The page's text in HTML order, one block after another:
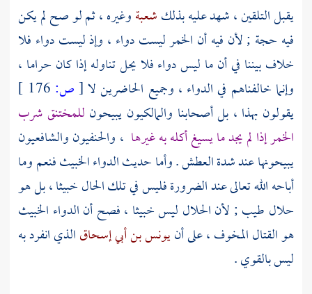
يقبل التلقين ، شهد عليه بذلكشعبةوغيره ، ثم لو صح لم يكن
فيه حجة ; لأن فيه أن الخمر ليست دواء ، وإذ ليست دواء فلا
خلاف بيننا في أن ما ليس دواء فلا يحل تناوله إذا كان حراما ،
وإنما خالفناهم في الدواء ، وجميع الحاضرين لا[ص:
يقولون بهذا ، بل أصحابنا والمالكيون يبيحون للمختنق شرب
الخمر إذا لم يجد ما يسيغ أكله به غيرها ، والحنفيون والشافعيون
يبيحونها عند شدة العطش . وأما حديث الدواء الخبيث فنعم وما
أباحه الله تعالى عند الضرورة فليس في تلك الحال خبيثا ، بل هو
حلال طيب ; لأن الحلال ليس خبيثا ، فصح أن الدواء الخبيث
هو القتال المخوف ، على أنيونس بن أبي إسحاقالذي انفرد به
ليس بالقوي .